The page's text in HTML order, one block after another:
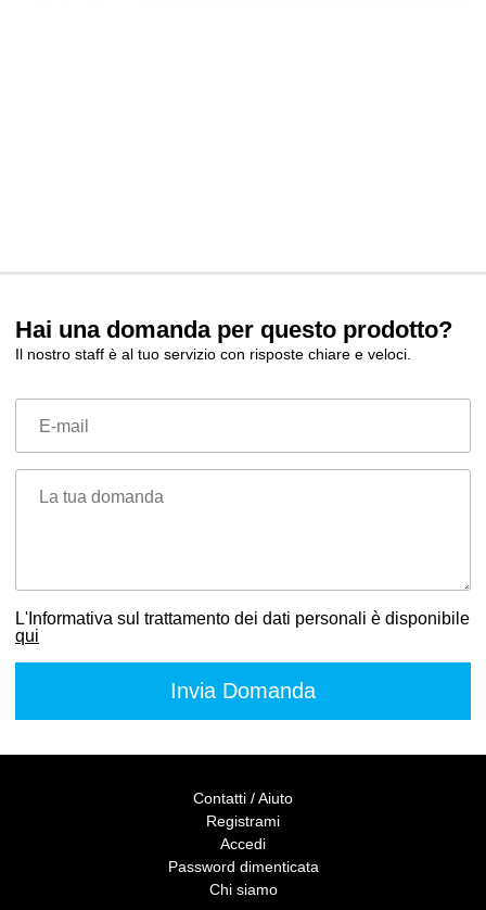
Hai una domanda per questo prodotto?
Il nostro staff è al tuo servizio con risposte chiare e veloci.
E-mail
La tua domanda
L'Informativa sul trattamento dei dati personali è disponibile
qui
Contatti / Aiuto
Registrami
Accedi
Password dimenticata
Chi siamo